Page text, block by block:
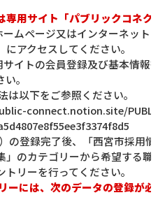
専用サイト「パブリックコネク
ームページ又はインターネット
にアクセスしてください。
サイトの会員登録及び基本情報
。
は以下をご参照ください。
connect.notion.site/
）の登録完了後、「西宮市採用
」のカテゴリーから希望する
トリーを行ってください。
ーには、次のデータの登録が必